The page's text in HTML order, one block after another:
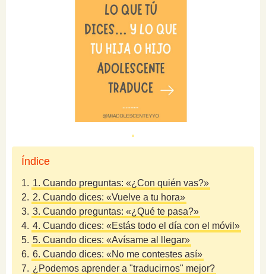
Índice
1. 1. Cuando preguntas: «¿Con quién vas?»
2. 2. Cuando dices: «Vuelve a tu hora»
3. 3. Cuando preguntas: «¿Qué te pasa?»
4. 4. Cuando dices: «Estás todo el día con el móvil»
5. 5. Cuando dices: «Avísame al llegar»
6. 6. Cuando dices: «No me contestes así»
7. ¿Podemos aprender a "traducirnos" mejor?